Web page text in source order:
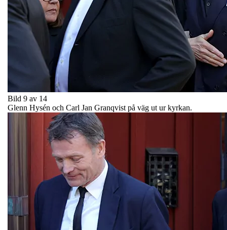
Bild 9 av 14
Glenn Hysén och Carl Jan Granqvist på väg ut ur kyrkan.